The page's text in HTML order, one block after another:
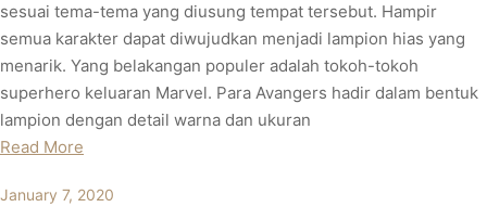
sesuai tema-tema yang diusung tempat tersebut. Hampir
semua karakter dapat diwujudkan menjadi lampion hias yang
menarik. Yang belakangan populer adalah tokoh-tokoh
superhero keluaran Marvel. Para Avangers hadir dalam bentuk
lampion dengan detail warna dan ukuran
Read More
January 7, 2020